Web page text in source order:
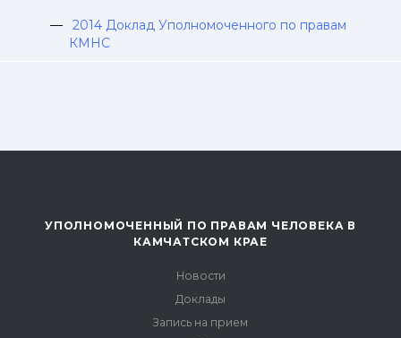
2014 Доклад Уполномоченного по правам
КМНС
УПОЛНОМОЧЕННЫЙ ПО ПРАВАМ ЧЕЛОВЕКА В
КАМЧАТСКОМ КРАЕ
Новости
Доклады
Запись на прием